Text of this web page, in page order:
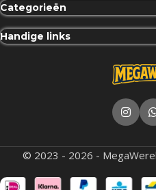
Categorieën
Handige links
© 2023 - 2026 -